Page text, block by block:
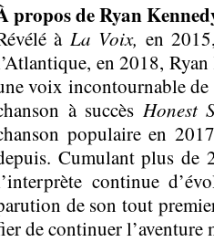
propos de Ryan
à La Voix, en
en 2018,
voix incontournable de
à succès Honest
populaire en
Cumulant plus de
continue
de son tout
de continuer l’aventure